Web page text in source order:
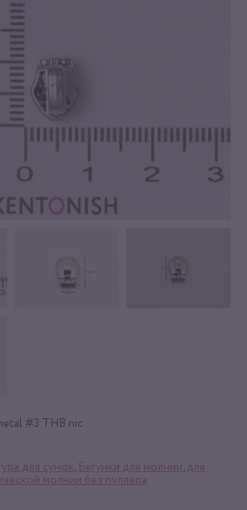
#3 THB nic
для сумок, Бегунки для молнии, для
молнии без пуллера